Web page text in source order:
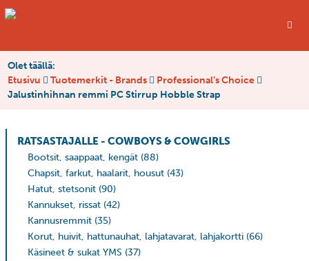
Olet täällä:
Etusivu
Tuotemerkit - Brands
Professional’s Choice
Jalustinhihnan remmi PC Stirrup Hobble Strap
RATSASTAJALLE - COWBOYS & COWGIRLS
Bootsit, saappaat, kengät (88)
Chapsit, farkut, haalarit, housut (43)
Hatut, stetsonit (90)
Kannukset, rissat (42)
Kannusremmit (35)
Korut, huivit, hattunauhat, lahjatavarat, lahjakortti (66)
Käsineet & sukat YMS (37)